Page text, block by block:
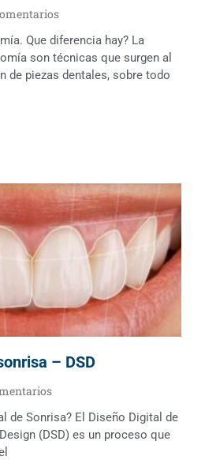
Que diferencia hay? La
son técnicas que surgen al
de piezas dentales, sobre todo
– DSD
de Sonrisa? El Diseño Digital de
(DSD) es un proceso que